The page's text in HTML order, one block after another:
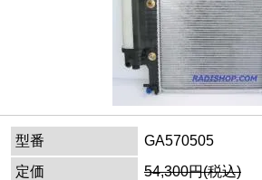
型番
GA570505
定価
54,300円(税込)